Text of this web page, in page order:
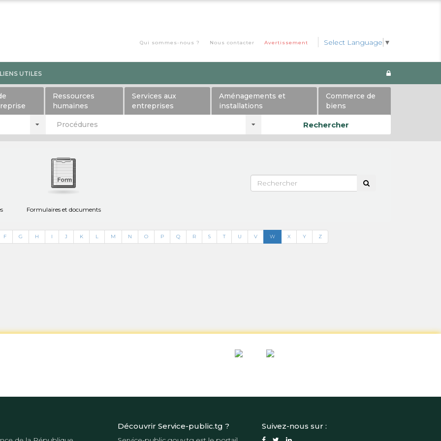
Qui sommes-nous ? Nous contacter Avertissement Select Language ▼
LIENS UTILES
Ressources
humaines
Services aux
entreprises
Aménagements et
installations
Commerce de
biens
Procédures Rechercher
Formulaires et documents
F G H I J K L M N O P Q R S T U V W X Y Z
Découvrir Service-public.tg ? Suivez-nous sur :